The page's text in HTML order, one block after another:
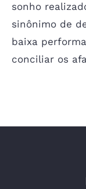
sonho
sinônimo de
baixa
conciliar os